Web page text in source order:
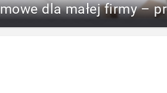
dla małej firmy –